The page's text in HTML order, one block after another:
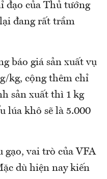
đạo của Thủ tướng
đang rất trầm
báo giá sản xuất vụ
kg, cộng thêm chỉ
sản xuất thì 1 kg
lúa khô sẽ là 5.000
gạo, vai trò của VFA
dù hiện nay kiến